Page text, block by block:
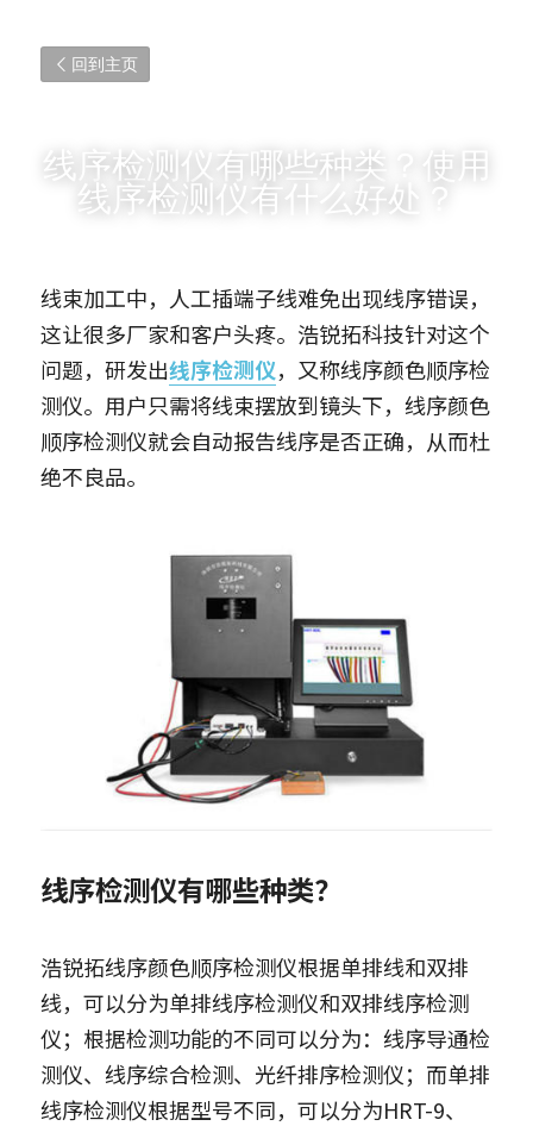
回到主页
线序检测仪有哪些种类？使用
线序检测仪有什么好处？
线束加工中，人工插端子线难免出现线序错误，
这让很多厂家和客户头疼。浩锐拓科技针对这个
问题，研发出线序检测仪，又称线序颜色顺序检
测仪。用户只需将线束摆放到镜头下，线序颜色
顺序检测仪就会自动报告线序是否正确，从而杜
绝不良品。
线序检测仪​有哪些种类？
浩锐拓线序颜色顺序检测仪根据单排线和双排
线，可以分为单排线序检测仪和双排线序检测
仪；根据检测功能的不同可以分为：线序导通检
测仪、线序综合检测、光纤排序检测仪；而单排
线序检测仪根据型号不同，可以分为HRT-9、